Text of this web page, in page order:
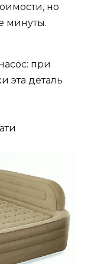
но
минуты.
при
эта деталь